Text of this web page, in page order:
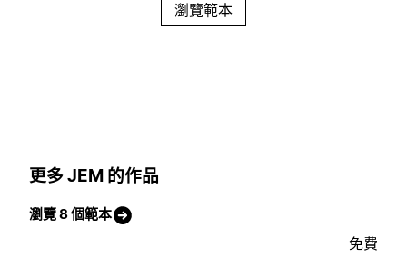
瀏覽範本
更多 JEM 的作品
瀏覽 8 個範本
免費